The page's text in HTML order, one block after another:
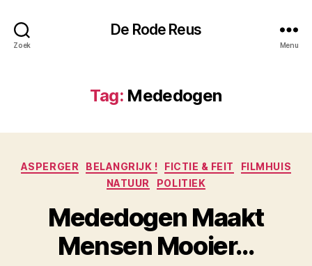
Zoek
De Rode Reus
Menu
Tag: Mededogen
Categorieën
ASPERGER BELANGRIJK ! FICTIE & FEIT
FILMHUIS
NATUUR
POLITIEK
Mededogen Maakt
Mensen Mooier…